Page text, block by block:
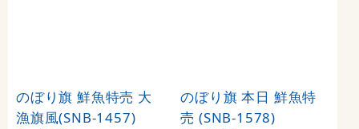
のぼり旗 鮮魚特売 大
漁旗風(SNB-1457)
のぼり旗 本日 鮮魚特
売 (SNB-1578)